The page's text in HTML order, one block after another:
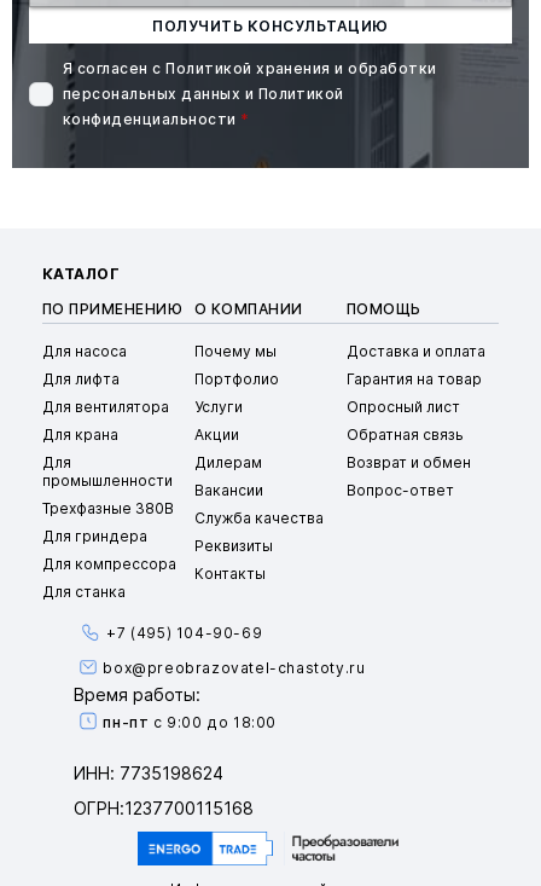
ПОЛУЧИТЬ КОНСУЛЬТАЦИЮ
Я согласен сПолитикой хранения и обработки
персональных данных и Политикой
конфиденциальности *
КАТАЛОГ
ПО ПРИМЕНЕНИЮ
Для насоса
Для лифта
Для вентилятора
Для крана
Для
промышленности
Трехфазные 380В
Для гриндера
Для компрессора
Для станка
О КОМПАНИИ
Почему мы
Портфолио
Услуги
Акции
Дилерам
Вакансии
Служба качества
Реквизиты
Контакты
ПОМОЩЬ
Доставка и оплата
Гарантия на товар
Опросный лист
Обратная связь
Возврат и обмен
Вопрос-ответ
+7 (495) 104-90-69
box@preobrazovatel-chastoty.ru
Время работы:
пн-пт с 9:00 до 18:00
ИНН: 7735198624
ОГРН:1237700115168